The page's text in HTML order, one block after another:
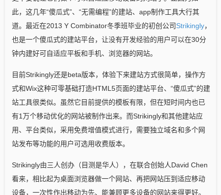
此，这几年“傻瓜式”、“无需编程”的建站、app制作工具大行其
道。最近在2013 Y Combinator冬季班毕业的初创公司Strikingly，
也是一个傻瓜式的建站平台，让没有开发经验的用户可以在30分
钟内建好可自适应平板和手机、浏览器的网站。
目前Strikingly还是beta版本，体验下来建站方式很简单，操作方
式和Wix这种可零基础打造HTML5页面的建站平台、“傻瓜式”的建
站工具很类似。虽然它目前提供的模板有限，但在短时间内也已
有1万个移动优化的网站被制作出来。而Strikingly和其他建站应
用、平台类似，采用免费增值模式进行，需要独立域名和多个网
站发布等功能的用户可选用收费版本。
Strikingly由三人创办（目测是华人），在联合创始人David Chen
看来，相比起为桌面浏览器做一个网站、再把网站压到适应移动
设备，一次性作出移动为先、能兼顾更多设备的网站来得更好。